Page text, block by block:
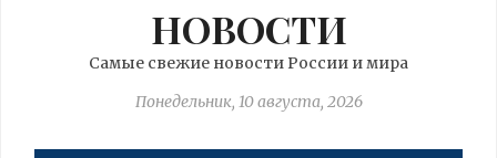
НОВОСТИ
Самые свежие новости России и мира
Понедельник, 10 августа, 2026